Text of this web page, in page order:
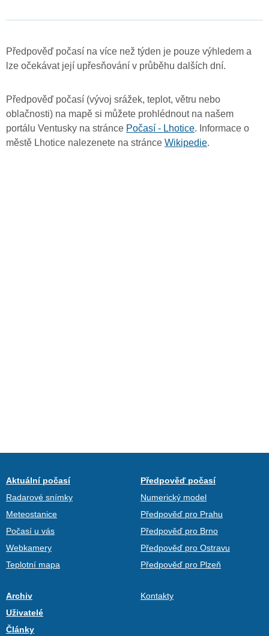
Předpověď počasí na více než týden je pouze výhledem a
lze očekávat její upřesňování v průběhu dalších dní.
Předpověď počasí (vývoj srážek, teplot, větru nebo
oblačnosti) na mapě si můžete prohlédnout na našem
portálu Ventusky na stránce Počasí - Lhotice. Informace o
městě Lhotice nalezenete na stránce Wikipedie.
Aktuální počasí
Radarové snímky
Meteostanice
Počasí u vás
Webkamery
Teplotní mapa
Předpověď počasí
Numerický model
Předpověď pro Prahu
Předpověď pro Brno
Předpověď pro Ostravu
Předpověď pro Plzeň
Archiv
Uživatelé
Články
Kontakty